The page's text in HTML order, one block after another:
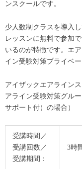
ンスクールです。
少人数制クラスを導入
レッスンに無料で参加
いるのが特徴です。エ
イン受験対策プライベ
アイザックエアライン
アライン受験対策グル
サポート付）の場合）
受講時間／
受講回数／
受講期間：
3時